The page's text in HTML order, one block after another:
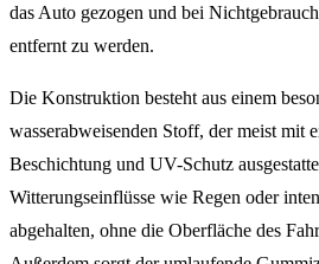
das Auto gezogen und bei
entfernt zu werden.
Die Konstruktion besteht aus einem
wasserabweisenden Stoff, der meist mit
Beschichtung und UV-Schutz
Witterungseinflüsse wie Regen oder
abgehalten, ohne die Oberfläche des